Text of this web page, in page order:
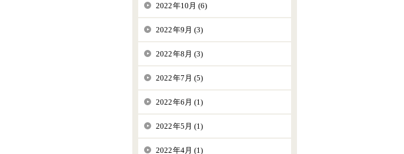
2022年10月 (6)
2022年9月 (3)
2022年8月 (3)
2022年7月 (5)
2022年6月 (1)
2022年5月 (1)
2022年4月 (1)